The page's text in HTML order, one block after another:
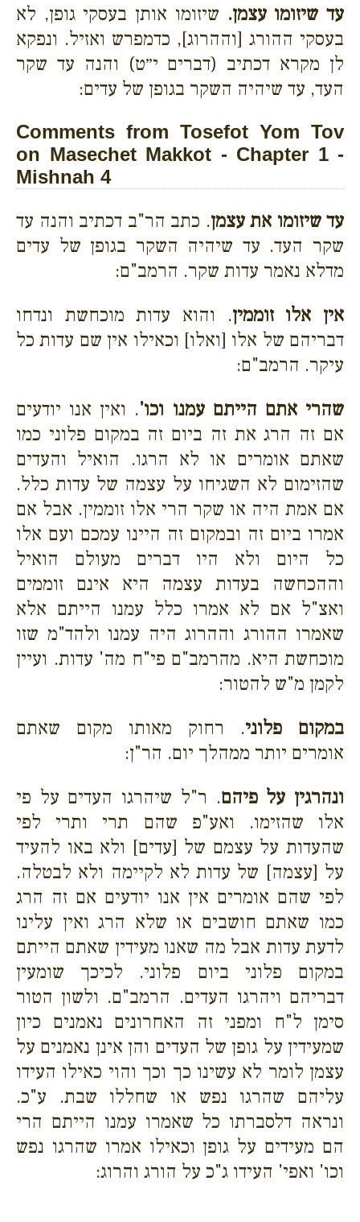
עד שיזומו עצמן. שיזומו אותן בעסקי גופן, לא
בעסקי ההורג [וההרוג], כדמפרש ואזיל. ונפקא
לן מקרא דכתיב (דברים י״ט) והנה עד שקר
העד, עד שיהיה השקר בגופן של עדים:
Comments from Tosefot Yom Tov
on Masechet Makkot - Chapter 1 -
Mishnah 4
עד שיזומו את עצמן. כתב הר"ב דכתיב והנה עד
שקר העד. עד שיהיה השקר בגופן של עדים
מדלא נאמר עדות שקר. הרמב"ם:
אין אלו זוממין. והוא עדות מוכחשת ונדחו
דבריהם של אלו [ואלו] וכאילו אין שם עדות כל
עיקר. הרמב"ם:
שהרי אתם הייתם עמנו וכו'. ואין אנו יודעים
אם זה הרג את זה ביום זה במקום פלוני כמו
שאתם אומרים או לא הרגו. הואיל והעדים
שהזימום לא השגיחו על עצמה של עדות כלל.
אם אמת היה או שקר הרי אלו זוממין. אבל אם
אמרו ביום זה ובמקום זה היינו עמכם ועם אלו
כל היום ולא היו דברים מעולם הואיל
וההכחשה בעדות עצמה היא אינם זוממים
ואצ"ל אם לא אמרו כלל עמנו הייתם אלא
שאמרו ההורג וההרוג היה עמנו ולהד"מ שזו
מוכחשת היא. מהרמב"ם פי"ח מה' עדות. ועיין
לקמן מ"ש להטור:
במקום פלוני. רחוק מאותו מקום שאתם
אומרים יותר ממהלך יום. הר"ן:
ונהרגין על פיהם. ר"ל שיהרגו העדים על פי
אלו שהזימו. ואע"פ שהם תרי ותרי לפי
שהעדות על עצמם של [עדים] ולא באו להעיד
על [עצמה] של עדות לא לקיימה ולא לבטלה.
לפי שהם אומרים אין אנו יודעים אם זה הרג
כמו שאתם חושבים או שלא הרג ואין עלינו
לדעת עדות אבל מה שאנו מעידין שאתם הייתם
במקום פלוני ביום פלוני. לכיכך שומעין
דבריהם ויהרגו העדים. הרמב"ם. ולשון הטור
סימן ל"ח ומפני זה האחרונים נאמנים כיון
שמעידין על גופן של העדים והן אינן נאמנים על
עצמן לומר לא עשינו כך וכך והוי כאילו העידו
עליהם שהרגו נפש או שחללו שבת. ע"כ.
ונראה דלסברתו כל שאמרו עמנו הייתם הרי
הם מעידים על גופן וכאילו אמרו שהרגו נפש
וכו' ואפי' העידו ג"כ על הורג והרוג: